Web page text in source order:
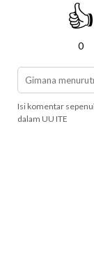
👍
0
Isi komentar
dalam UU ITE